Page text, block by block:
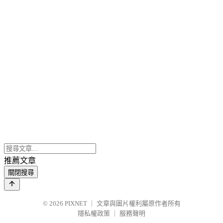
推薦文章
關閉搜尋
© 2026 PIXNET
文章與圖片權利屬原作者所有
隱私權政策
服務聲明